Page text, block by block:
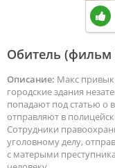
Обитель (фильм
Описание: Макс привык
городские здания
попадают под статью о
отправляют в
Сотрудники
уголовному делу,
с матерыми